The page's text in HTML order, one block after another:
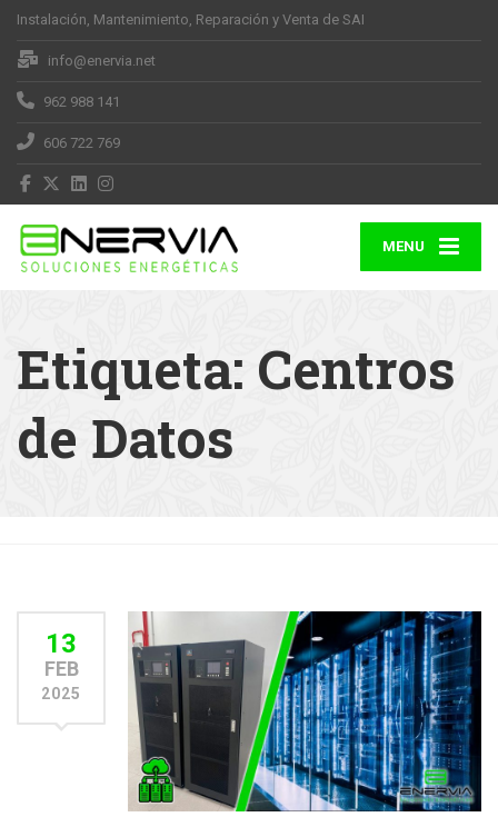
Instalación, Mantenimiento, Reparación y Venta de SAI
info@enervia.net
962 988 141
606 722 769
MENU
Etiqueta: Centros
de Datos
13
FEB
2025